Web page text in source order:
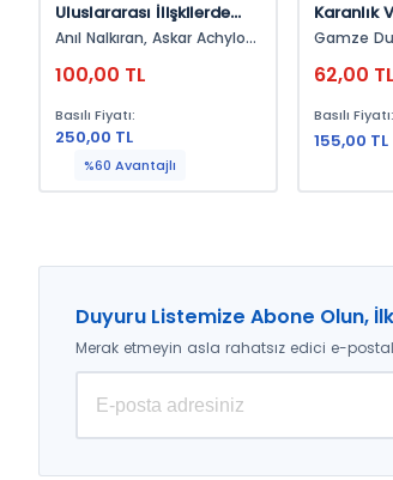
Uluslararası İlişkilerde
Kavramsal Analizler
Anıl Nalkıran, Askar Achylov,
Cengiz Özbek, Deniz Alca,
Güven, Latif Pınar, Seraj
Ahsan, Tolga Erdem
100,00 TL
Basılı Fiyatı:
250,00 TL
%60 Avantajlı
Karanlık
Gamze Durmuş,
62,00 TL
Basılı Fiyatı:
155,00 TL
Duyuru Listemize Abone Olun,
Merak etmeyin asla rahatsız edici e-